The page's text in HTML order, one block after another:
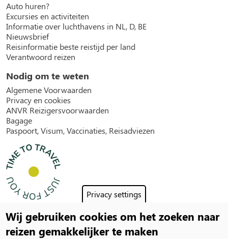
Privacy settings
Wij gebruiken cookies om het zoeken naar
reizen gemakkelijker te maken
Auto huren?
Excursies en activiteiten
Informatie over luchthavens in NL, D, BE
Nieuwsbrief
Reisinformatie beste reistijd per land
Verantwoord reizen
Nodig om te weten
Algemene Voorwaarden
Privacy en cookies
ANVR Reizigersvoorwaarden
Bagage
Paspoort, Visum, Vaccinaties, Reisadviezen
Social